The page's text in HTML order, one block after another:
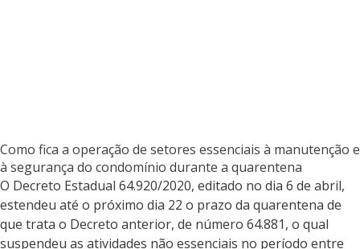
Como fica a operação de setores essenciais à manutenção e
à segurança do condomínio durante a quarentena
O Decreto Estadual 64.920/2020, editado no dia 6 de abril,
estendeu até o próximo dia 22 o prazo da quarentena de
que trata o Decreto anterior, de número 64.881, o qual
suspendeu as atividades não essenciais no período entre